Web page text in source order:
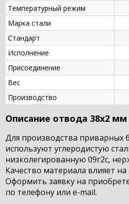
Температурный режим
Марка стали
Стандарт
Исполнение
Присоединение
Вес
Производство
Описание отвода 38х2 мм
Для производства приварных
используют углеродистую
низколегированную 09г2с,
Качество материала влияет
Оформить заявку на
по телефону или e-mail.